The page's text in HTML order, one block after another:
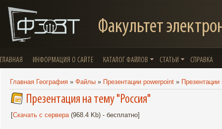
Факультет
ГЛАВНАЯ ИНФОРМАЦИЯ О САЙТЕ КАТАЛОГ ФАЙЛОВ СТАТЬИ СПРАВКА
Главная География » Файлы » Презентации powerpoint »
Презентация на тему "Россия"
[Скачать с сервера(968.4 Kb) - бесплатно]